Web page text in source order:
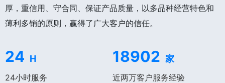
厚，重信用、守合同、保证产品质量，以多品种经营特色和
薄利多销的原则，赢得了广大客户的信任。
24 H
24小时服务
18902 家
近两万客户服务经验